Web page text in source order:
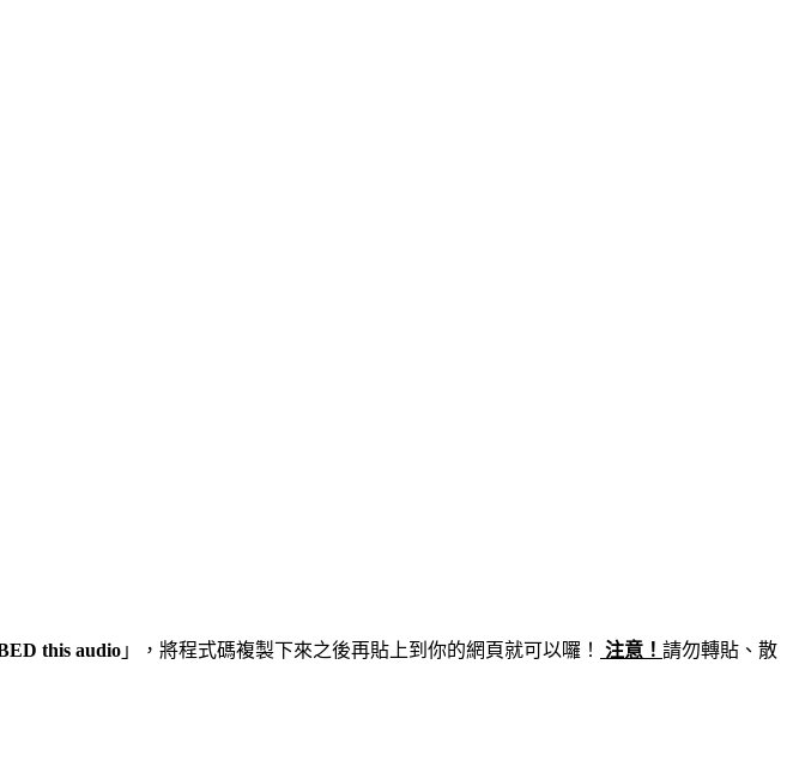
this audio 」，將程式碼複製下來之後再貼上到你的網頁就可以囉！ 注意！ 請勿轉貼、散